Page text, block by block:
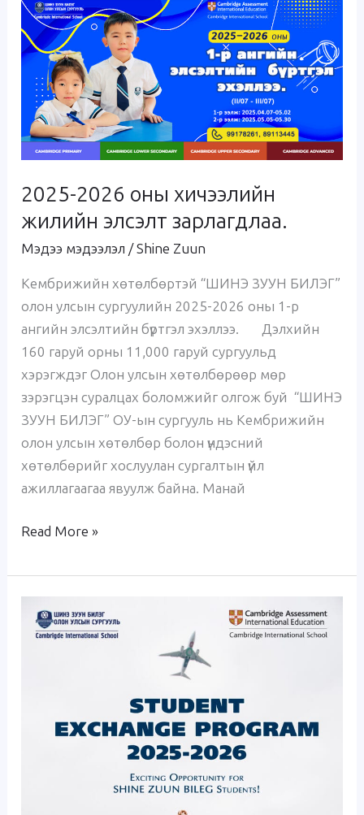
2025-2026 оны хичээлийн
жилийн элсэлт зарлагдлаа.
Мэдээ мэдээлэл /Shine Zuun
Кембрижийн хөтөлбөртэй “ШИНЭ ЗУУН БИЛЭГ”
олон улсын сургуулийн 2025-2026 оны 1-р
ангийн элсэлтийн бүртгэл эхэллээ. Дэлхийн
160 гаруй орны 11,000 гаруй сургуульд
хэрэгждэг Олон улсын хөтөлбөрөөр мөр
зэрэгцэн суралцах боломжийг олгож буй “ШИНЭ
ЗУУН БИЛЭГ” ОУ-ын сургууль нь Кембрижийн
олон улсын хөтөлбөр болон үндэсний
хөтөлбөрийг хослуулан сургалтын үйл
ажиллагаагаа явуулж байна. Манай
2025-
2026
оны
хичээлийн
жилийн
элсэлт
зарлагдлаа.
Read More »
АНУ-
СОЛИЛЦООНЫ